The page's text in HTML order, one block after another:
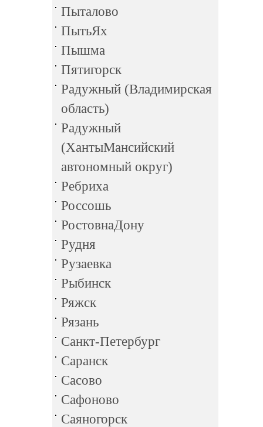
Пыталово
ПытьЯх
Пышма
Пятигорск
Радужный (Владимирская
область)
Радужный
(ХантыМансийский
автономный округ)
Ребриха
Россошь
РостовнаДону
Рудня
Рузаевка
Рыбинск
Ряжск
Рязань
Санкт-Петербург
Саранск
Сасово
Сафоново
Саяногорск